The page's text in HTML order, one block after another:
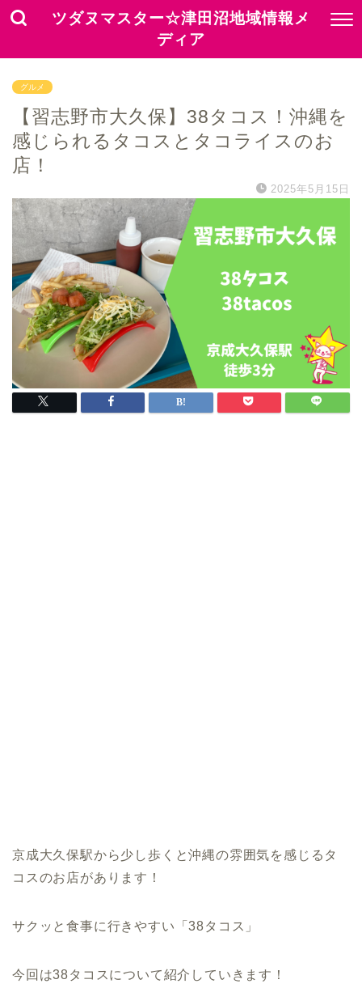
ツダヌマスター☆津田沼地域情報メ
ディア
グルメ
【習志野市大久保】38タコス！沖縄を
感じられるタコスとタコライスのお
店！
2025年5月15日
京成大久保駅から少し歩くと沖縄の雰囲気を感じるタ
コスのお店があります！
サクッと食事に行きやすい「38タコス」
今回は38タコスについて紹介していきます！